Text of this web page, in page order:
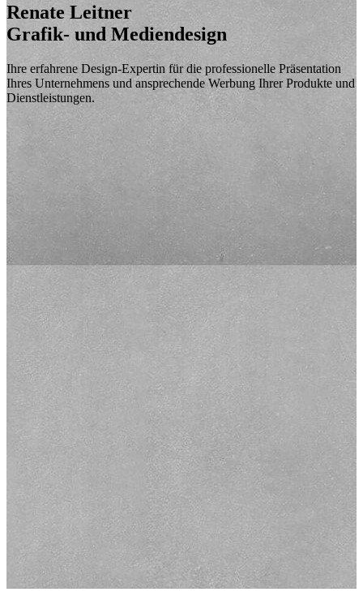
Renate Leitner
Grafik- und Mediendesign
Ihre erfahrene Design-Expertin für die professionelle Präsentation
Ihres Unternehmens und ansprechende Werbung Ihrer Produkte und
Dienstleistungen.